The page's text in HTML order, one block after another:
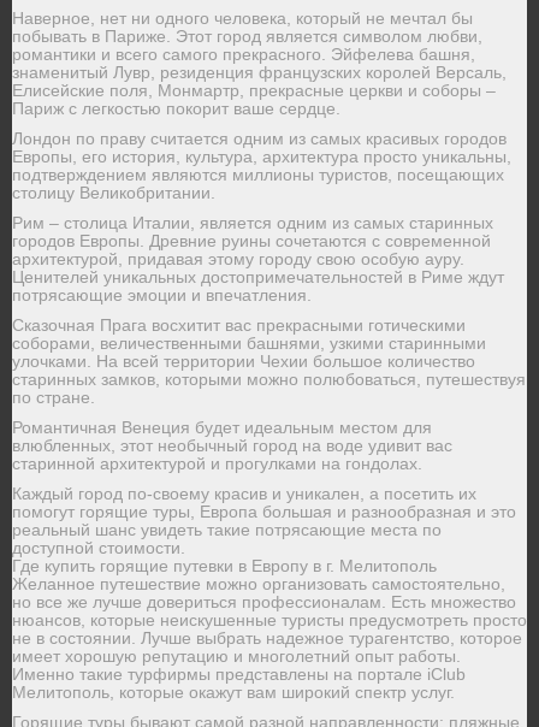
Наверное, нет ни одного человека, который не мечтал бы
побывать в Париже. Этот город является символом любви,
романтики и всего самого прекрасного. Эйфелева башня,
знаменитый Лувр, резиденция французских королей Версаль,
Елисейские поля, Монмартр, прекрасные церкви и соборы –
Париж с легкостью покорит ваше сердце.
Лондон по праву считается одним из самых красивых городов
Европы, его история, культура, архитектура просто уникальны,
подтверждением являются миллионы туристов, посещающих
столицу Великобритании.
Рим – столица Италии, является одним из самых старинных
городов Европы. Древние руины сочетаются с современной
архитектурой, придавая этому городу свою особую ауру.
Ценителей уникальных достопримечательностей в Риме ждут
потрясающие эмоции и впечатления.
Сказочная Прага восхитит вас прекрасными готическими
соборами, величественными башнями, узкими старинными
улочками. На всей территории Чехии большое количество
старинных замков, которыми можно полюбоваться, путешествуя
по стране.
Романтичная Венеция будет идеальным местом для
влюбленных, этот необычный город на воде удивит вас
старинной архитектурой и прогулками на гондолах.
Каждый город по-своему красив и уникален, а посетить их
помогут горящие туры, Европа большая и разнообразная и это
реальный шанс увидеть такие потрясающие места по
доступной стоимости.
Где купить горящие путевки в Европу в г. Мелитополь
Желанное путешествие можно организовать самостоятельно,
но все же лучше довериться профессионалам. Есть множество
нюансов, которые неискушенные туристы предусмотреть просто
не в состоянии. Лучше выбрать надежное турагентство, которое
имеет хорошую репутацию и многолетний опыт работы.
Именно такие турфирмы представлены на портале iClub
Мелитополь, которые окажут вам широкий спектр услуг.
Горящие туры бывают самой разной направленности: пляжные,